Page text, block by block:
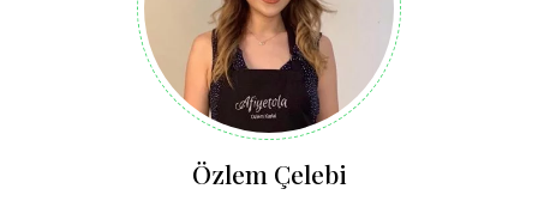
Özlem Çelebi